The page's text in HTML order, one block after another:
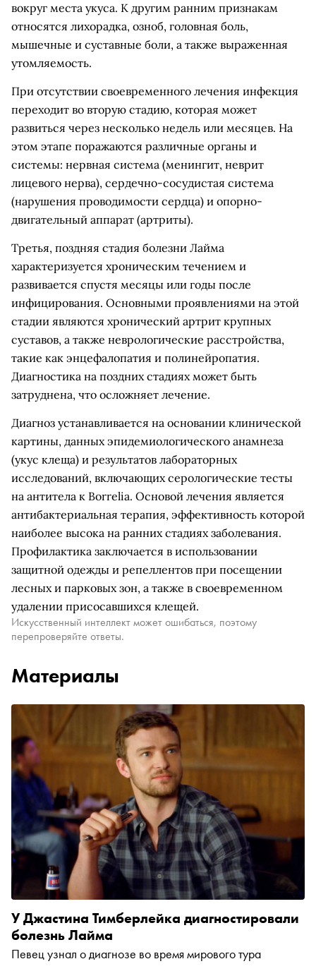
вокруг места укуса. К другим ранним признакам
относятся лихорадка, озноб, головная боль,
мышечные и суставные боли, а также выраженная
утомляемость.
При отсутствии своевременного лечения инфекция
переходит во вторую стадию, которая может
развиться через несколько недель или месяцев. На
этом этапе поражаются различные органы и
системы: нервная система (менингит, неврит
лицевого нерва), сердечно-сосудистая система
(нарушения проводимости сердца) и опорно-
двигательный аппарат (артриты).
Третья, поздняя стадия болезни Лайма
характеризуется хроническим течением и
развивается спустя месяцы или годы после
инфицирования. Основными проявлениями на этой
стадии являются хронический артрит крупных
суставов, а также неврологические расстройства,
такие как энцефалопатия и полинейропатия.
Диагностика на поздних стадиях может быть
затруднена, что осложняет лечение.
Диагноз устанавливается на основании клинической
картины, данных эпидемиологического анамнеза
(укус клеща) и результатов лабораторных
исследований, включающих серологические тесты
на антитела к Borrelia. Основой лечения является
антибактериальная терапия, эффективность которой
наиболее высока на ранних стадиях заболевания.
Профилактика заключается в использовании
защитной одежды и репеллентов при посещении
лесных и парковых зон, а также в своевременном
удалении присосавшихся клещей.
Искусственный интеллект может ошибаться, поэтому
перепроверяйте ответы.
Материалы
У Джастина Тимберлейка диагностировали
болезнь Лайма
Певец узнал о диагнозе во время мирового тура